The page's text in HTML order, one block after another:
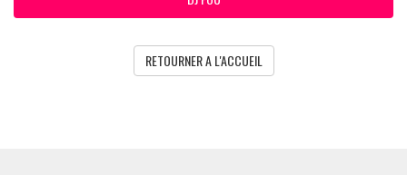
RETOURNER A L'ACCUEIL